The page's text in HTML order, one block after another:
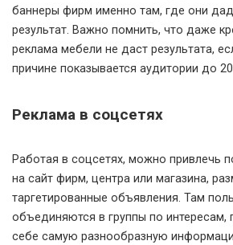
баннеры фирм именно там, где они
результат. Важно помнить, что даже
реклама мебели не даст результата,
причине показывается аудитории до
Реклама в соцсетях
Работая в соцсетях, можно привлечь
на сайт фирм, центра или магазина,
таргетированные объявления. Там
объединяются в группы по интересам,
себе самую разнообразную